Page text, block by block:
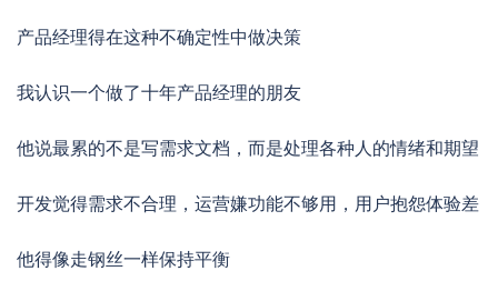
产品经理得在这种不确定性中做决策
我认识一个做了十年产品经理的朋友
他说最累的不是写需求文档，而是处理各种人的情绪和期望
开发觉得需求不合理，运营嫌功能不够用，用户抱怨体验差
他得像走钢丝一样保持平衡